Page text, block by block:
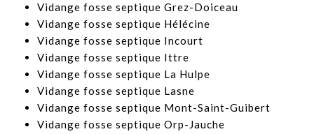
Vidange fosse septique Grez-Doiceau
Vidange fosse septique Hélécine
​Vidange fosse septique Incourt
​Vidange fosse septique Ittre
​Vidange fosse septique La Hulpe
​Vidange fosse septique Lasne
​Vidange fosse septique Mont-Saint-Guibert
Vidange fosse septique Orp-Jauche